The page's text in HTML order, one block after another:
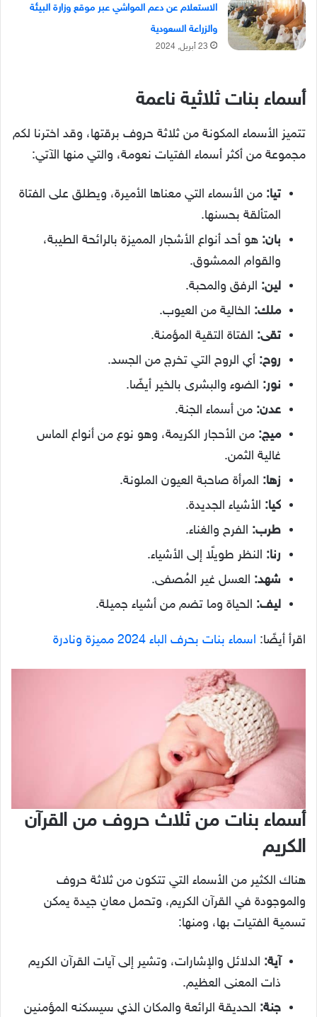
الاستعلام عن دعم المواشي عبر موقع وزارة البيئة
والزراعة السعودية
23 أبريل, 2024
أسماء بنات ثلاثية ناعمة
تتميز الأسماء المكونة من ثلاثة حروف برقتها، وقد اخترنا لكم
مجموعة من أكثر أسماء الفتيات نعومة، والتي منها الآتي:
تيا: من الأسماء التي معناها الأميرة، ويطلق على الفتاة
المتألقة بحسنها.
بان: هو أحد أنواع الأشجار المميزة بالرائحة الطيبة،
والقوام الممشوق.
لين: الرفق والمحبة.
ملك: الخالية من العيوب.
تقى: الفتاة التقية المؤمنة.
روح: أي الروح التي تخرج من الجسد.
نور: الضوء والبشرى بالخير أيضًا.
عدن: من أسماء الجنة.
ميج: من الأحجار الكريمة، وهو نوع من أنواع الماس
غالية الثمن.
زها: المرأة صاحبة العيون الملونة.
كيا: الأشياء الجديدة.
طرب: الفرح والغناء.
رنا: النظر طويلًا إلى الأشياء.
شهد: العسل غير المُصفى.
ليف: الحياة وما تضم من أشياء جميلة.
اقرأ أيضًا: اسماء بنات بحرف الباء 2024 مميزة ونادرة
أسماء بنات من ثلاث حروف من القرآن
الكريم
هناك الكثير من الأسماء التي تتكون من ثلاثة حروف
والموجودة في القرآن الكريم، وتحمل معانٍ جيدة يمكن
تسمية الفتيات بها، ومنها:
آية: الدلائل والإشارات، وتشير إلى آيات القرآن الكريم
ذات المعنى العظيم.
جنة: الحديقة الرائعة والمكان الذي سيسكنه المؤمنين